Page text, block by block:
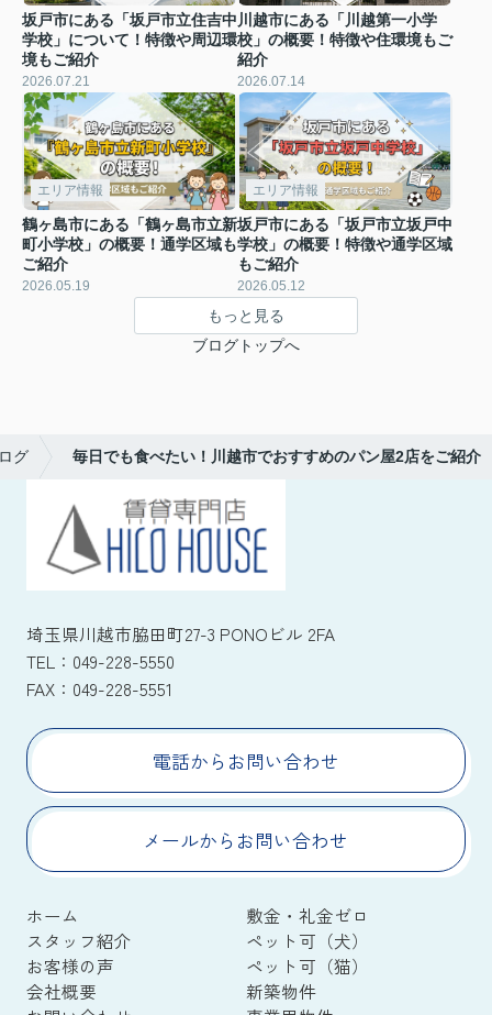
坂戸市にある「坂戸市立住吉中
学校」について！特徴や周辺環
境もご紹介
2026.07.21
川越市にある「川越第一小学
校」の概要！特徴や住環境もご
紹介
2026.07.14
エリア情報
鶴ヶ島市にある「鶴ヶ島市立新
町小学校」の概要！通学区域も
ご紹介
2026.05.19
エリア情報
坂戸市にある「坂戸市立坂戸中
学校」の概要！特徴や通学区域
もご紹介
2026.05.12
もっと見る
ブログトップへ
グ 毎日でも食べたい！川越市でおすすめのパン屋2店をご紹介
埼玉県川越市脇田町27-3 PONOビル 2FA
TEL： 049-228-5550
FAX： 049-228-5551
電話からお問い合わせ
メールからお問い合わせ
ホーム
敷金・礼金ゼロ
スタッフ紹介
ペット可（犬）
お客様の声
ペット可（猫）
会社概要
新築物件